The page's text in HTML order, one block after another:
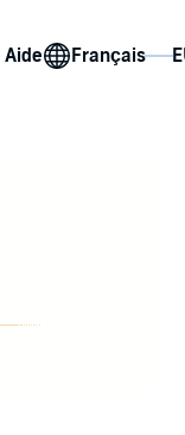
Aide